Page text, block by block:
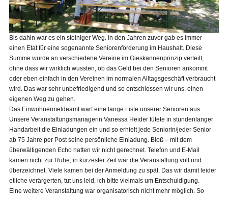
Bis dahin war es ein steiniger Weg. In den Jahren zuvor gab es immer
einen Etat für eine sogenannte Seniorenförderung im Haushalt. Diese
Summe wurde an verschiedene Vereine im Gieskannenprinzip verteilt,
ohne dass wir wirklich wussten, ob das Geld bei den Senioren ankommt
oder eben einfach in den Vereinen im normalen Alltagsgeschäft verbraucht
wird. Das war sehr unbefriedigend und so entschlossen wir uns, einen
eigenen Weg zu gehen.
Das Einwohnermeldeamt warf eine lange Liste unserer Senioren aus.
Unsere Veranstaltungsmanagerin Vanessa Heider tütete in stundenlanger
Handarbeit die Einladungen ein und so erhielt jede Seniorin/jeder Senior
ab 75 Jahre per Post seine persönliche Einladung. Bloß – mit dem
überwältigenden Echo hatten wir nicht gerechnet. Telefon und E-Mail
kamen nicht zur Ruhe, in kürzester Zeit war die Veranstaltung voll und
überzeichnet. Viele kamen bei der Anmeldung zu spät. Das wir damit leider
etliche verärgerten, tut uns leid, ich bitte vielmals um Entschuldigung.
Eine weitere Veranstaltung war organisatorisch nicht mehr möglich. So